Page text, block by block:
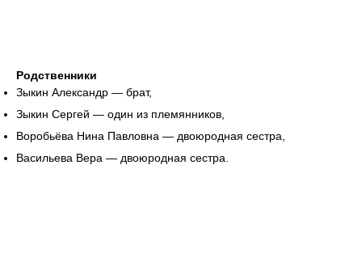
Родственники
Зыкин Александр — брат,
Зыкин Сергей — один из племянников,
Воробьёва Нина Павловна — двоюродная сестра,
Васильева Вера — двоюродная сестра.